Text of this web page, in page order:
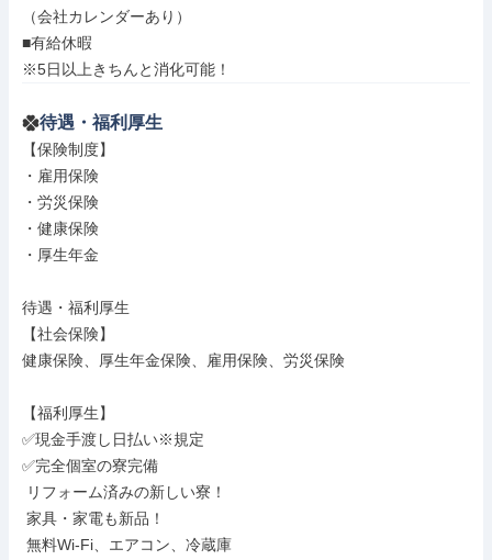
（会社カレンダーあり）
■有給休暇
※5日以上きちんと消化可能！
待遇・福利厚生
【保険制度】
・雇用保険
・労災保険
・健康保険
・厚生年金
待遇・福利厚生
【社会保険】
健康保険、厚生年金保険、雇用保険、労災保険
【福利厚生】
✅現金手渡し日払い※規定
✅完全個室の寮完備